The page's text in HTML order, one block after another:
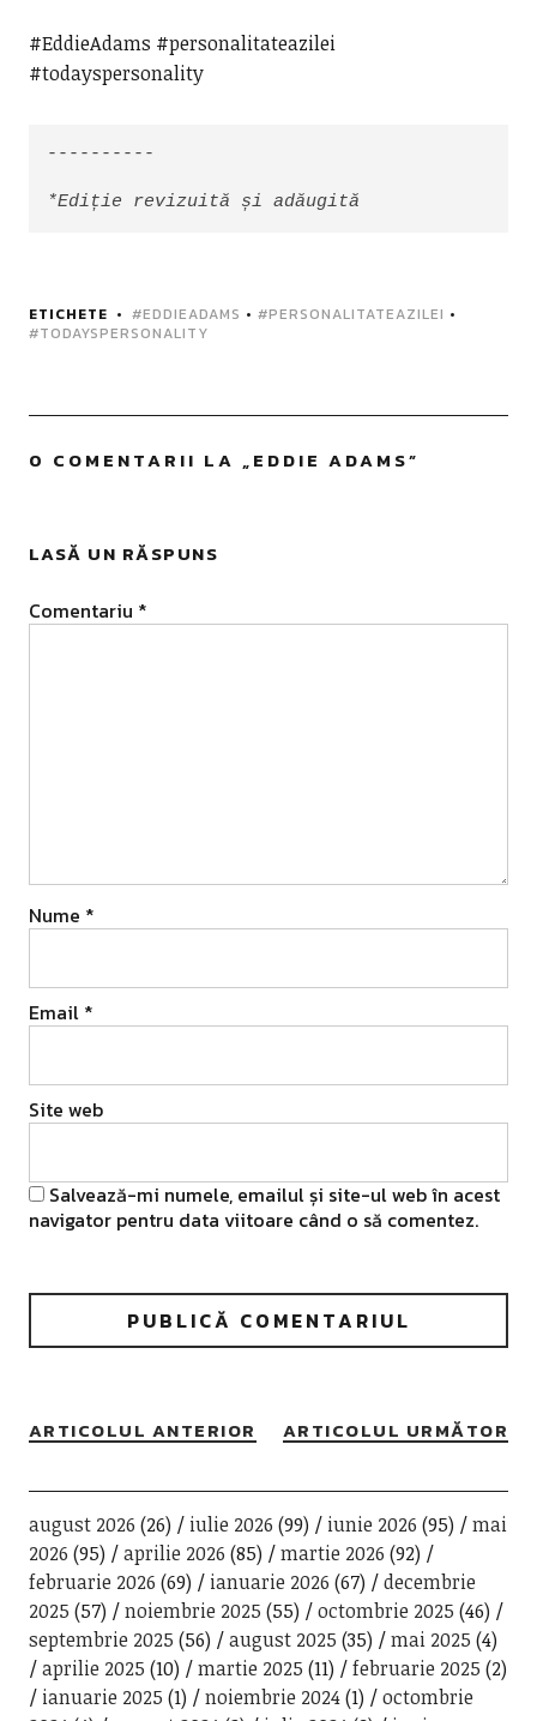
#EddieAdams #personalitateazilei
#todayspersonality
----------
*Ediție revizuită și adăugită
ETICHETE #EDDIEADAMS • #PERSONALITATEAZILEI •
#TODAYSPERSONALITY
0 COMENTARII LA „EDDIE ADAMS”
LASĂ UN RĂSPUNS
Comentariu *
Nume *
Email *
Site web
Salvează-mi numele, emailul și site-ul web în acest
navigator pentru data viitoare când o să comentez.
ARTICOLUL ANTERIOR ARTICOLUL URMĂTOR
august 2026 (26) iulie 2026 (99) iunie 2026 (95)
mai
2026 (95) aprilie 2026 (85) martie 2026 (92)
februarie 2026 (69) ianuarie 2026 (67)
decembrie
2025 (57) noiembrie 2025 (55) octombrie 2025 (46)
septembrie 2025 (56) august 2025 (35) mai 2025 (4)
aprilie 2025 (10) martie 2025 (11) februarie 2025 (2)
ianuarie 2025 (1) noiembrie 2024(1)
octombrie